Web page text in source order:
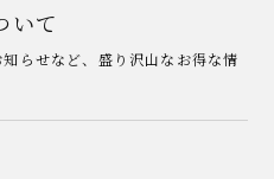
いて
らせなど、盛り沢山なお得な情